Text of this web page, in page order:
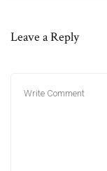
Leave a Reply